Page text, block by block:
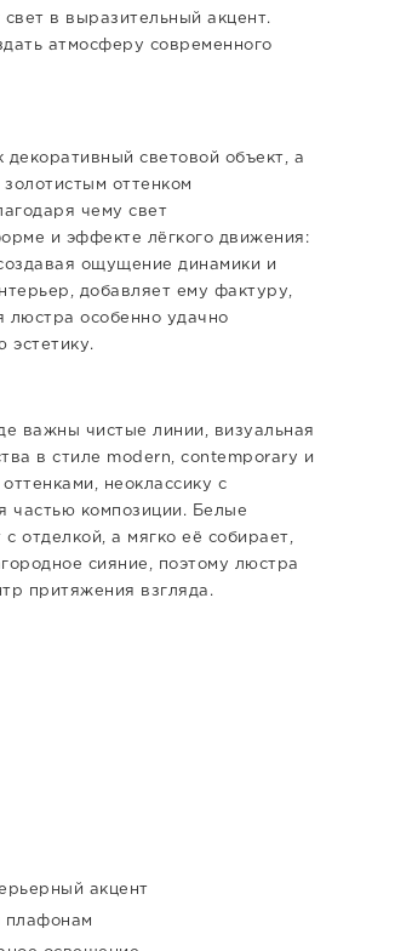
в выразительный акцент.
атмосферу современного
декоративный световой объект, а
оттенком
чему свет
и эффекте лёгкого движения:
ощущение динамики и
добавляет ему фактуру,
люстра особенно удачно
эстетику.
важны чистые линии, визуальная
в стиле modern, contemporary и
неоклассику с
частью композиции. Белые
отделкой, а мягко её собирает,
сияние, поэтому люстра
притяжения взгляда.
акцент
плафонам